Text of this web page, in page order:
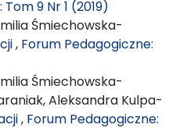
9 Nr 1 (2019)
Śmiechowska-
, Forum Pedagogiczne:
Śmiechowska-
Aleksandra Kulpa-
, Forum Pedagogiczne: